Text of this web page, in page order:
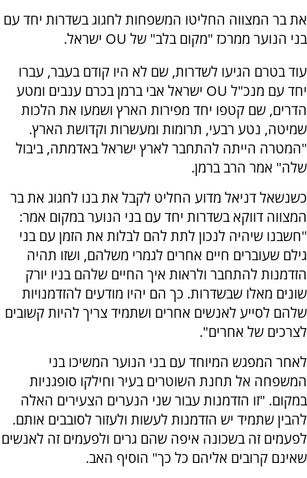
את בר המצווה החליטו המשפחות לחגוג בשדרות יחד עם
בני הנוער ממרכז "מקום בלב" של OU ישראל.
עוד בטרם הגיעו לשדרות, שם לא היו קודם בעבר, עברו
יחד עם מנכ"ל OU ישראל אבי ברמן בכרם ענבים ומטע
הדרים, שם קטפו יחד מפירות הארץ ושמעו את הלכות
שמיטה, נטע רבעי, תרומות ומעשרות וקדושת הארץ.
"המטרה הייתה להתחבר לארץ ישראל באדמתה, ביבול
שלה" אמר הרב ברמן.
כשנשאל דניאל מדוע החליט לקבל את בנו לחגוג את בר
המצווה דווקא בשדרות יחד עם בני הנוער במקום אמר:
"חשבנו שיהיה לנכון לתת להם לבלות את הזמן עם בני
גילם שעוברים חיים אחרים לגמרי משלהם, ושזו תהיה
הזדמנות להתחבר ולראות איך החיים שלהם בניו יורק
שונים מאלו שבשדרות. כך הם יהיו מודעים להזדמנויות
שלהם לסייע לאנשים אחרים ושתמיד צריך להיות קשובים
לצרכים של אחרים".
לאחר המפגש המיוחד עם בני הנוער המשיכו בני
המשפחה אל תחנת השוטרים בעיר וחילקו סופגניות
במקום. "זו הזדמנות עבור שני הנערים הצעירים האלה
להבין שתמיד יש הזדמנות לעשות ולעזור לסובבים אותם.
לפעמים זה בשכונה איפה שהם גרים ולפעמים זה לאנשים
שאינם קרובים אליהם כל כך" הוסיף האב.